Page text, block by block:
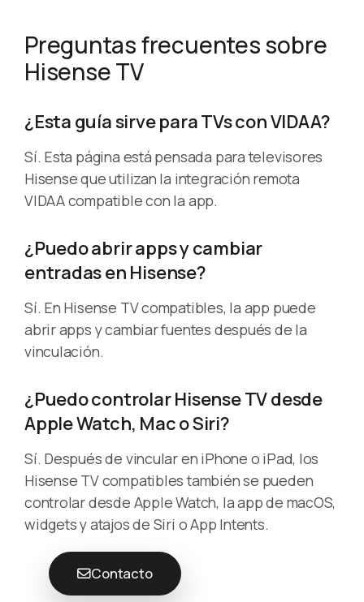
Preguntas frecuentes sobre
Hisense TV
¿Esta guía sirve para TVs con VIDAA?
Sí. Esta página está pensada para televisores
Hisense que utilizan la integración remota
VIDAA compatible con la app.
¿Puedo abrir apps y cambiar
entradas en Hisense?
Sí. En Hisense TV compatibles, la app puede
abrir apps y cambiar fuentes después de la
vinculación.
¿Puedo controlar Hisense TV desde
Apple Watch, Mac o Siri?
Sí. Después de vincular en iPhone o iPad, los
Hisense TV compatibles también se pueden
controlar desde Apple Watch, la app de macOS,
widgets y atajos de Siri o App Intents.
Contacto